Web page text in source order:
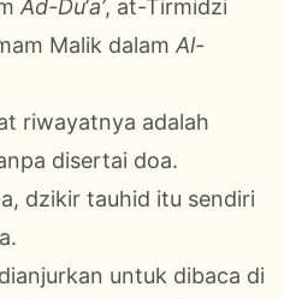
Ad-Du‘a’, at-Tirmidzi
Malik dalam Al-
riwayatnya adalah
disertai doa.
dzikir tauhid itu sendiri
untuk dibaca di